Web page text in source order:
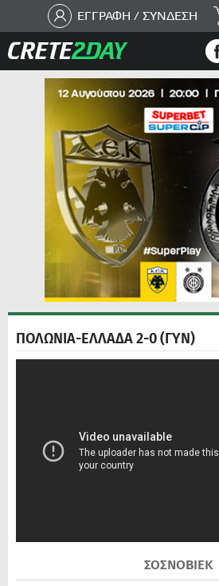
ΕΓΓΡΑΦΗ / ΣΥΝΔΕΣΗ
ΠΟΛΩΝΙΑ-ΕΛΛΑΔΑ 2-0 (ΓΥΝ)
ΣΟΣΝΟΒΙΕΚ